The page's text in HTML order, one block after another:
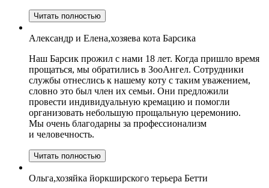
Читать полностью
Александр и Елена,хозяева кота Барсика
Наш Барсик прожил с нами 18 лет. Когда пришло время
прощаться, мы обратились в ЗооАнгел. Сотрудники
службы отнеслись к нашему коту с таким уважением,
словно это был член их семьи. Они предложили
провести индивидуальную кремацию и помогли
организовать небольшую прощальную церемонию.
Мы очень благодарны за профессионализм
и человечность.
Читать полностью
Ольга,хозяйка йоркширского терьера Бетти